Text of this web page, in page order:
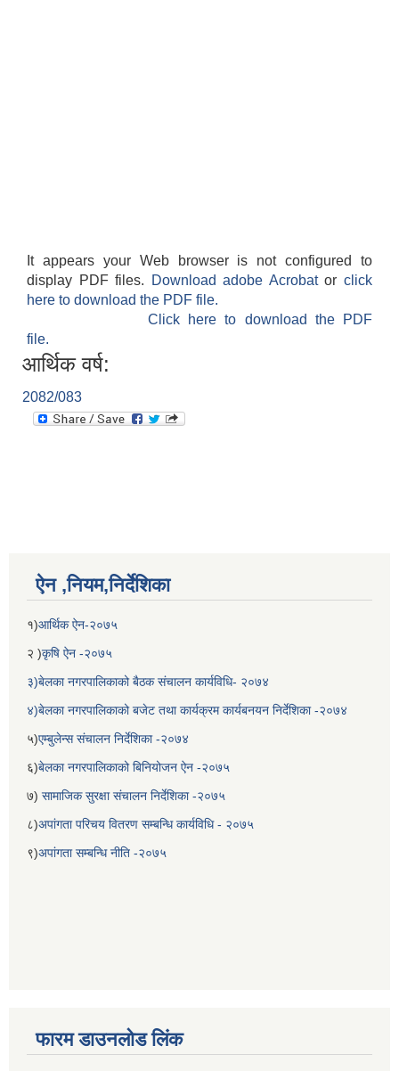
It appears your Web browser is not configured to
display PDF files.
Download adobe Acrobatorclick
here to download the PDF file.
Click here to download the PDF
file.
आर्थिक वर्ष:
2082/083
ऐन ,नियम,निर्देशिका
१)आर्थिक ऐन-२०७५
२ )कृषि ऐन -२०७५
३)बेलका नगरपालिकाको बैठक संचालन कार्यविधि- २०७४
४)बेलका नगरपालिकाको बजेट तथा कार्यक्रम कार्यबनयन निर्देशिका -२०७४
५)एम्बुलेन्स संचालन निर्देशिका -२०७४
६)बेलका नगरपालिकाको बिनियोजन ऐन -२०७५
७) सामाजिक सुरक्षा संचालन निर्देशिका -२०७५
८)अपांगता परिचय वितरण सम्बन्धि कार्यविधि - २०७५
९)अपांगता सम्बन्धि नीति -२०७५
फारम डाउनलोड लिंक